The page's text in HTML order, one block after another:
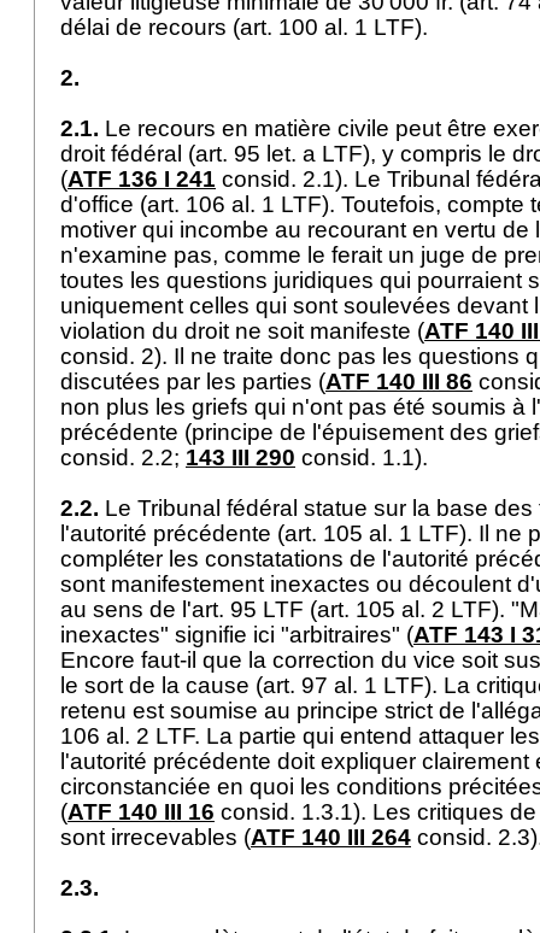
délai de recours (art. 100 al. 1 LTF).
2.
2.1. Le recours en matière civile peut être
droit fédéral (art. 95 let. a LTF), y compris le
(ATF 136 I 241 consid. 2.1). Le Tribunal
d'office (art. 106 al. 1 LTF). Toutefois, compte
motiver qui incombe au recourant en vertu de
n'examine pas, comme le ferait un juge de
toutes les questions juridiques qui pourraient
uniquement celles qui sont soulevées devant
violation du droit ne soit manifeste (ATF 140
consid. 2). Il ne traite donc pas les questions
discutées par les parties (ATF 140 III 86
non plus les griefs qui n'ont pas été soumis à
précédente (principe de l'épuisement des
consid. 2.2; 143 III 290 consid. 1.1).
2.2. Le Tribunal fédéral statue sur la base
l'autorité précédente (art. 105 al. 1 LTF). Il ne
compléter les constatations de l'autorité
sont manifestement inexactes ou découlent
au sens de l'art. 95 LTF (art. 105 al. 2 LTF).
inexactes" signifie ici "arbitraires" (ATF 143 I
Encore faut-il que la correction du vice soit
le sort de la cause (art. 97 al. 1 LTF). La
retenu est soumise au principe strict de
106 al. 2 LTF. La partie qui entend attaquer
l'autorité précédente doit expliquer clairement
circonstanciée en quoi les conditions
(ATF 140 III 16 consid. 1.3.1). Les critiques
sont irrecevables (ATF 140 III 264 consid.
2.3.